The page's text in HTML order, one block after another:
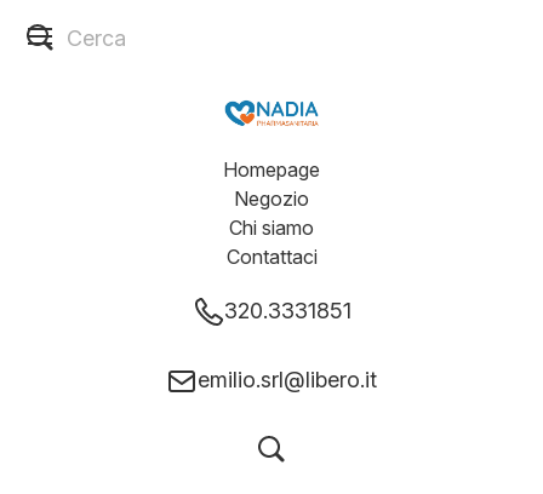
Homepage
Negozio
Chi siamo
Contattaci
320.3331851
emilio.srl@libero.it